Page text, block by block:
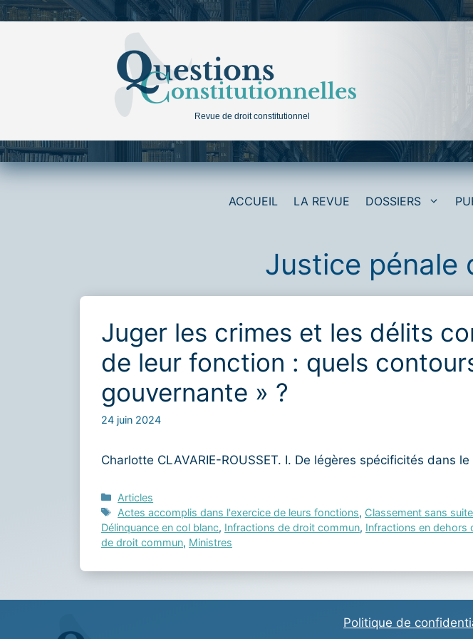
Aller
au
Revue de droit constitutionnel
ACCUEIL LA REVUE DOSSIERS
Justice pénale
Juger les crimes et les délits
de leur fonction : quels
gouvernante » ?
24 juin 2024
Charlotte CLAVARIE-ROUSSET. I. De légères spécificités dans
Catégories
Articles
Étiquettes
Actes accomplis dans l'exercice de leurs fonctions, Classement sans suite
Délinquance en col blanc, Infractions de droit commun, Infractions en dehors
de droit commun, Ministres
Politique de